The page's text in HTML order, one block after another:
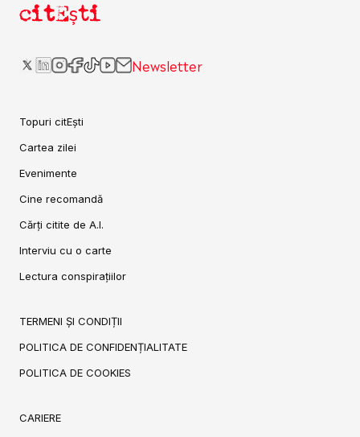
citEști
Newsletter
Topuri citEști
Cartea zilei
Evenimente
Cine recomandă
Cărți citite de A.I.
Interviu cu o carte
Lectura conspirațiilor
TERMENI ȘI CONDIȚII
POLITICA DE CONFIDENȚIALITATE
POLITICA DE COOKIES
CARIERE